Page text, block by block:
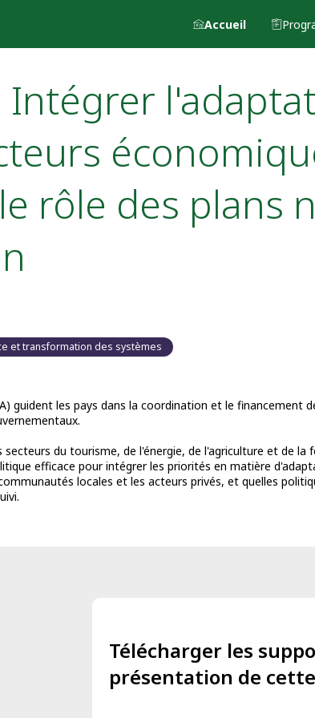
Accueil
rôle des plans
et transformation des systèmes
guident les pays dans la coordination et le financement
secteurs du tourisme, de l'énergie, de l'agriculture et de
efficace pour intégrer les priorités en matière
locales et les acteurs privés, et quelles
Télécharger les
présentation de